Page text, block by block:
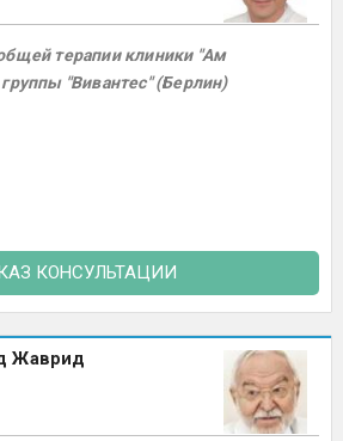
терапии клиники "Ам
"Вивантес" (Берлин)
КОНСУЛЬТАЦИИ
Жаврид